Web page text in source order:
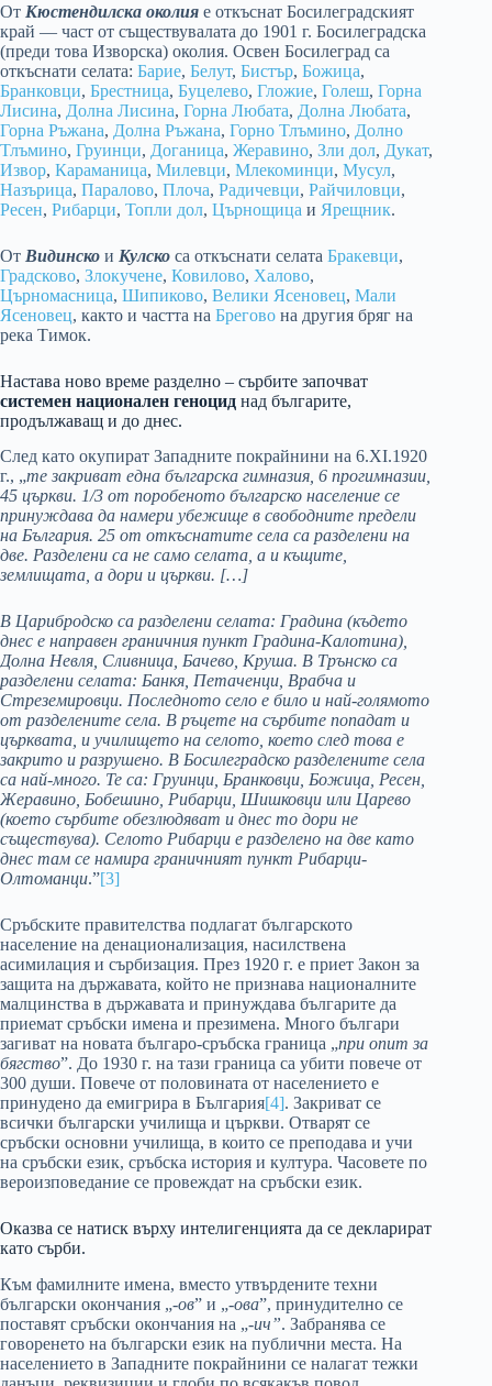
От Кюстендилска околия е откъснат Босилеградският
край — част от съществувалата до 1901 г. Босилеградска
(преди това Изворска) околия. Освен Босилеград са
откъснати селата: Барие, Белут, Бистър, Божица,
Бранковци, Брестница, Буцелево, Гложие, Голеш, Горна
Лисина, Долна Лисина, Горна Любата, Долна Любата,
Горна Ръжана, Долна Ръжана, Горно Тлъмино, Долно
Тлъмино, Груинци, Доганица, Жеравино, Зли дол, Дукат,
Извор, Караманица, Милевци, Млекоминци, Мусул,
Назърица, Паралово, Плоча, Радичевци, Райчиловци,
Ресен, Рибарци, Топли дол, Църнощица и Ярещник.
От Видинско и Кулско са откъснати селата Бракевци,
Градсково, Злокучене, Ковилово, Халово,
Църномасница, Шипиково, Велики Ясеновец, Мали
Ясеновец, както и частта на Брегово на другия бряг на
река Тимок.
Настава ново време разделно – сърбите започват
системен национален геноцид над българите,
продължаващ и до днес.
След като окупират Западните покрайнини на 6.ХІ.1920
г., „те закриват една българска гимназия, 6 прогимназии,
45 църкви. 1/3 от поробеното българско население се
принуждава да намери убежище в свободните предели
на България. 25 от откъснатите села са разделени на
две. Разделени са не само селата, а и къщите,
землищата, а дори и църкви. […]
В Царибродско са разделени селата: Градина (където
днес е направен граничния пункт Градина-Калотина),
Долна Невля, Сливница, Бачево, Круша. В Трънско са
разделени селата: Банкя, Петаченци, Врабча и
Стреземировци. Последното село е било и най-голямото
от разделените села. В ръцете на сърбите попадат и
църквата, и училището на селото, което след това е
закрито и разрушено. В Босилеградско разделените села
са най-много. Те са: Груинци, Бранковци, Божица, Ресен,
Жеравино, Бобешино, Рибарци, Шишковци или Царево
(което сърбите обезлюдяват и днес то дори не
съществува). Селото Рибарци е разделено на две като
днес там се намира граничният пункт Рибарци-
Олтоманци.”[3]
Сръбските правителства подлагат българското
население на денационализация, насилствена
асимилация и сърбизация. През 1920 г. е приет Закон за
защита на държавата, който не признава националните
малцинства в държавата и принуждава българите да
приемат сръбски имена и презимена. Много българи
загиват на новата българо-сръбска граница „при опит за
бягство”. До 1930 г. на тази граница са убити повече от
300 души. Повече от половината от населението е
принудено да емигрира в България[4]. Закриват се
всички български училища и църкви. Отварят се
сръбски основни училища, в които се преподава и учи
на сръбски език, сръбска история и култура. Часовете по
вероизповедание се провеждат на сръбски език.
Оказва се натиск върху интелигенцията да се декларират
като сърби.
Към фамилните имена, вместо утвърдените техни
български окончания „-ов” и „-ова”, принудително се
поставят сръбски окончания на „-ич”. Забранява се
говоренето на български език на публични места. На
населението в Западните покрайнини се налагат тежки